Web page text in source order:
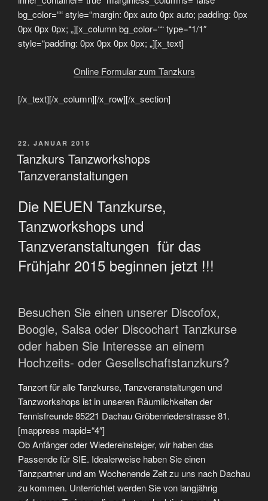
bg_color=““ style=“margin: 0px auto 0px auto; padding: 0px
0px 0px 0px; „][x_column bg_color=““ type=“1/1″
style=“padding: 0px 0px 0px 0px; „][x_text]
Online Formular zum Tanzkurs
[/x_text][/x_column][/x_row][/x_section]
VERÖFFENTLICHT
AM
22. JANUAR 2015
Tanzkurs Tanzworkshops
Tanzveranstaltungen
Die NEUEN Tanzkurse,
Tanzworkshops und
Tanzveranstaltungen für das
Frühjahr 2015 beginnen jetzt !!!
Besuchen Sie einen unserer Discofox,
Boogie, Salsa oder Discochart Tanzkurse
oder haben Sie Interesse an einem
Hochzeits- oder Gesellschaftstanzkurs?
Tanzort für alle Tanzkurse, Tanzveranstaltungen und
Tanzworkshops ist in unseren Räumlichkeiten der
Tennisfreunde 85221 Dachau Gröbenriederstrasse 81.
[mappress mapid=“4″]
Ob Anfänger oder Wiedereinsteiger, wir haben das
Passende für SIE. Idealerweise haben Sie einen
Tanzpartner und am Wochenende Zeit zu uns nach Dachau
zu kommen. Unterrichtet werden Sie von langjährig